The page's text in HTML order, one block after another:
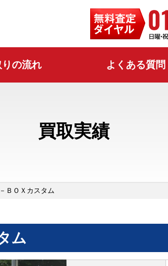
りの流れ よくある質問
買取実績
ＢＯＸカスタム
ム